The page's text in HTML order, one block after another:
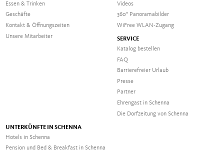
Essen & Trinken
Geschäfte
Kontakt & Öffnungszeiten
Unsere Mitarbeiter
Videos
360° Panoramabilder
WiFree WLAN-Zugang
SERVICE
Katalog bestellen
FAQ
Barrierefreier Urlaub
Presse
Partner
Ehrengast in Schenna
Die Dorfzeitung von Schenna
UNTERKÜNFTE IN SCHENNA
Hotels in Schenna
Pension und Bed & Breakfast in Schenna